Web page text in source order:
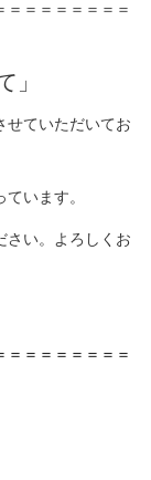
＝＝＝＝＝＝＝＝
」
せていただいてお
います。
さい。よろしくお
＝＝＝＝＝＝＝＝